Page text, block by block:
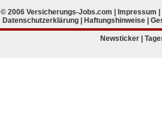
© 2006 Versicherungs-Jobs.com | Impressum
Datenschutzerklärung
Haftungshinweise
Newsticker |